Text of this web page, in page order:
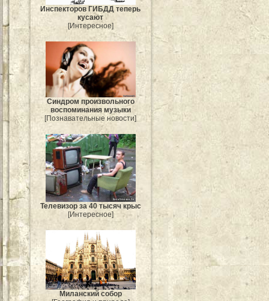
Инспекторов ГИБДД теперь
кусают
[Интересное]
Синдром произвольного
воспоминания музыки
[Познавательные новости]
Телевизор за 40 тысяч крыс
[Интересное]
Миланский собор